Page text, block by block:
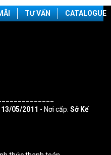
TƯ VẤN CATALOGUE
13/05/2011 - Nơi cấp: Sở Kế